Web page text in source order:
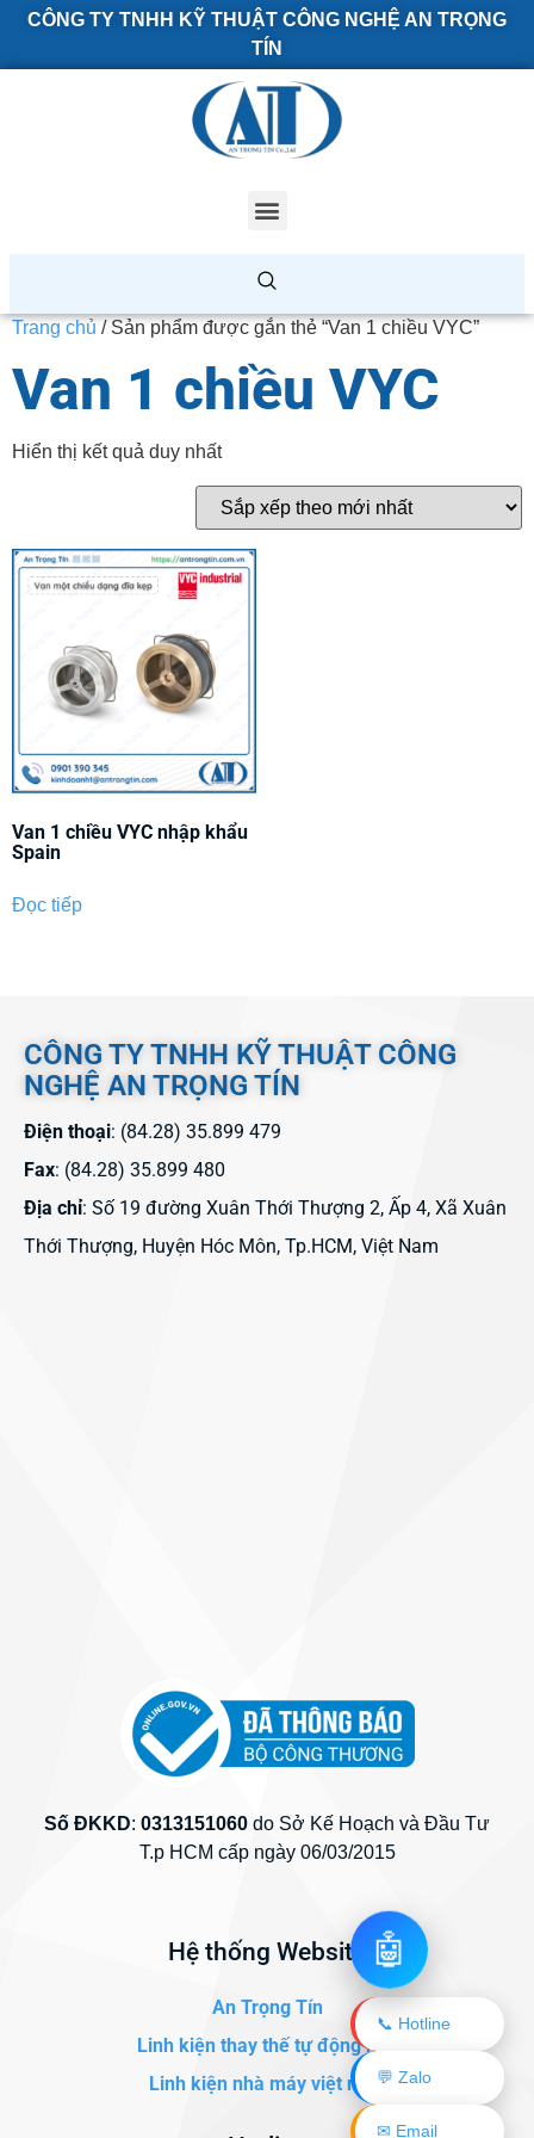
CÔNG TY TNHH KỸ THUẬT CÔNG NGHỆ AN TRỌNG
TÍN
Trang chủ / Sản phẩm được gắn thẻ “Van 1 chiều VYC”
Van 1 chiều VYC
Hiển thị kết quả duy nhất
Van 1 chiều VYC nhập khẩu
Spain
Đọc tiếp
CÔNG TY TNHH KỸ THUẬT CÔNG
NGHỆ AN TRỌNG TÍN
Điện thoại: (84.28) 35.899 479
Fax: (84.28) 35.899 480
Địa chỉ: Số 19 đường Xuân Thới Thượng 2, Ấp 4, Xã Xuân
Thới Thượng, Huyện Hóc Môn, Tp.HCM, Việt Nam
Số ĐKKD: 0313151060 do Sở Kế Hoạch và Đầu Tư
T.p HCM cấp ngày 06/03/2015
Hệ thống Website
An Trọng Tín
Linh kiện thay thế tự động hóa
Linh kiện nhà máy việt nam
🤖
📞 Hotline
💬 Zalo
✉ Email